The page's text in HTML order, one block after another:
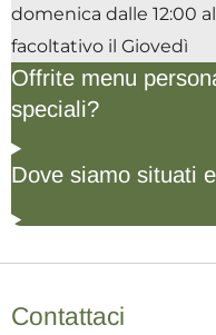
domenica dalle 12:00
facoltativo il Giovedì
Offrite menu
speciali?
Dove siamo situati
Contattaci